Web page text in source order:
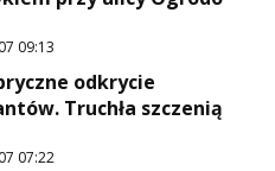
09:13
odkrycie
Truchła szczenią
07:22